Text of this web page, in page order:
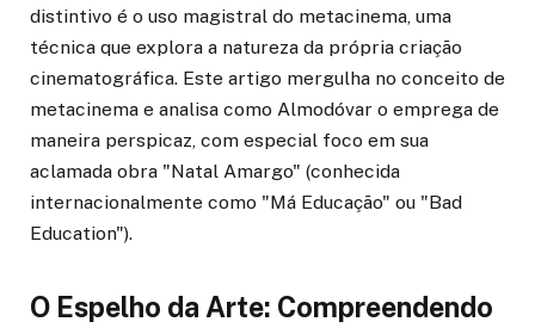
distintivo é o uso magistral do metacinema, uma
técnica que explora a natureza da própria criação
cinematográfica. Este artigo mergulha no conceito de
metacinema e analisa como Almodóvar o emprega de
maneira perspicaz, com especial foco em sua
aclamada obra "Natal Amargo" (conhecida
internacionalmente como "Má Educação" ou "Bad
Education").
O Espelho da Arte: Compreendendo